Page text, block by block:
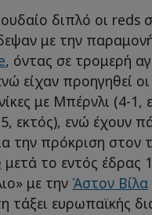
διπλό οι reds
με την
, όντας σε τρομερή
είχαν προηγηθεί οι
με Μπέρνλι (4-1,
εκτός), ενώ έχουν
την πρόκριση στον
μετά το εντός έδρας
με την Άστον Βίλα
τάξει ευρωπαϊκής